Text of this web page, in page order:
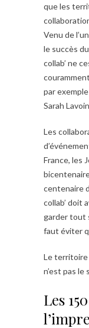
que les
Venu de
le succès
collab’ ne
par
Sarah
Les
France, les
centenaire
collab’ doit
garder tout
faut éviter
Le territoire
n’est pas le
Les